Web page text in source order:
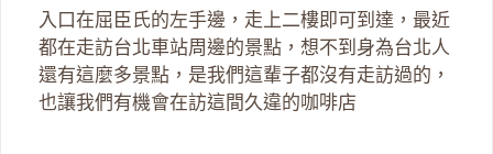
入口在屈臣氏的左手邊，走上二樓即可到達，最近
都在走訪台北車站周邊的景點，想不到身為台北人
還有這麼多景點，是我們這輩子都沒有走訪過的，
也讓我們有機會在訪這間久違的咖啡店